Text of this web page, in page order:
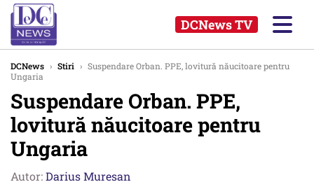
DCNews TV
DCNews › Stiri › Suspendare Orban. PPE, lovitură năucitoare pentru
Ungaria
Suspendare Orban. PPE,
lovitură năucitoare pentru
Ungaria
Autor:Darius Muresan